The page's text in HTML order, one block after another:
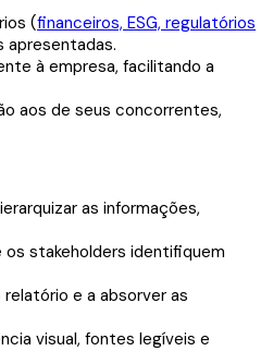
(financeiros, ESG, regulatórios
apresentadas.
à empresa, facilitando a
aos de seus concorrentes,
as informações,
stakeholders identifiquem
e a absorver as
visual, fontes legíveis e